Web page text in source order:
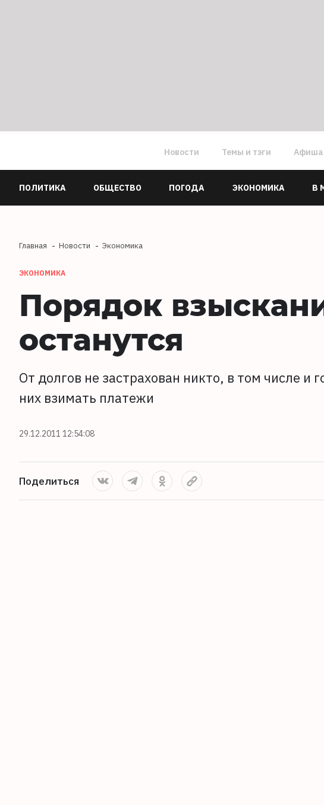
Новости Темы и тэги Афиша
ПОЛИТИКА ОБЩЕСТВО ПОГОДА ЭКОНОМИКА В
Главная Новости Экономика
ЭКОНОМИКА
Порядок
останутся
От долгов не застрахован никто, в том числе
них взимать платежи
29.12.2011 12:54:08
Поделиться